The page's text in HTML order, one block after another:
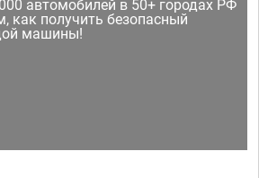
автомобилей в 50+ городах РФ
как получить безопасный
машины!